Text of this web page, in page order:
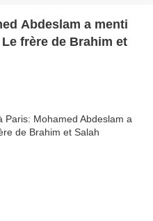
Abdeslam a menti